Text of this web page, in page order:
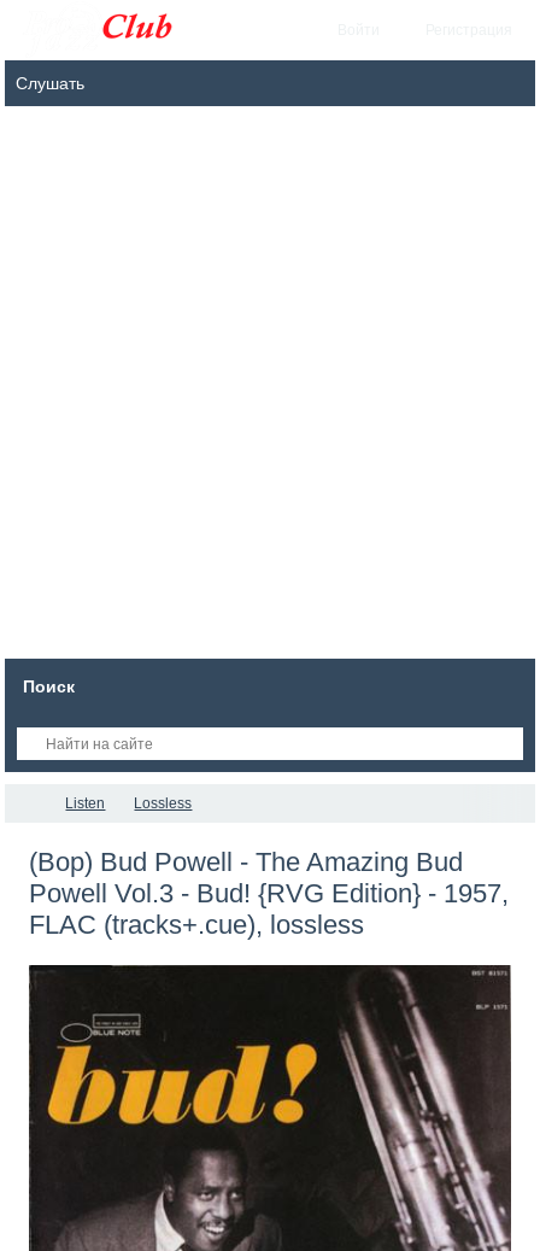
Поиск
Listen Lossless
(Bop) Bud Powell - The Amazing Bud
Powell Vol.3 - Bud! {RVG Edition} - 1957,
FLAC (tracks+.cue), lossless